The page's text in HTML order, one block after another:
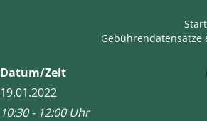
Start
Datum/Zeit
19.01.2022
10:30 - 12:00 Uhr